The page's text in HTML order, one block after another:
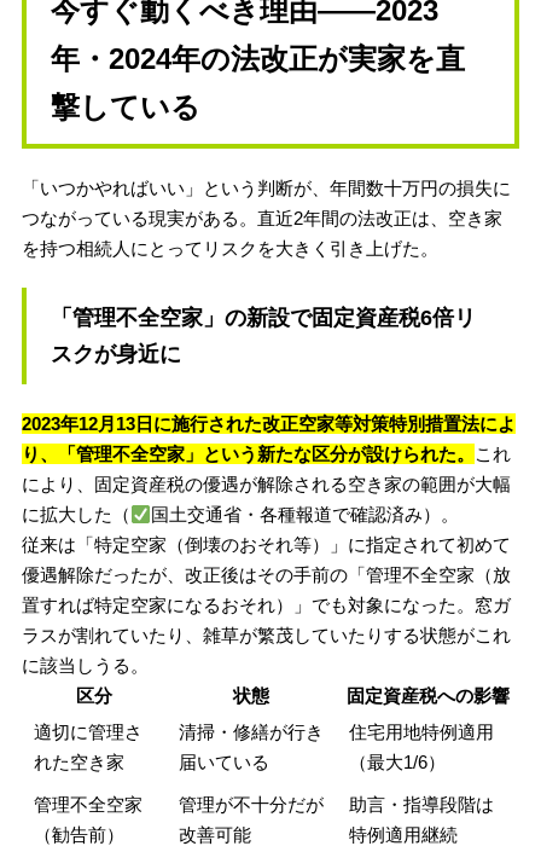
今すぐ動くべき理由——2023
年・2024年の法改正が実家を直
撃している
「いつかやればいい」という判断が、年間数十万円の損失に
つながっている現実がある。直近2年間の法改正は、空き家
を持つ相続人にとってリスクを大きく引き上げた。
「管理不全空家」の新設で固定資産税6倍リ
スクが身近に
2023年12月13日に施行された改正空家等対策特別措置法によ
り、「管理不全空家」という新たな区分が設けられた。
これ
により、固定資産税の優遇が解除される空き家の範囲が大幅
に拡大した（
国土交通省・各種報道で確認済み）。
従来は「特定空家（倒壊のおそれ等）」に指定されて初めて
優遇解除だったが、改正後はその手前の「管理不全空家（放
置すれば特定空家になるおそれ）」でも対象になった。窓ガ
ラスが割れていたり、雑草が繁茂していたりする状態がこれ
に該当しうる。
区分
状態
固定資産税への影響
適切に管理さ
れた空き家
清掃・修繕が行き
届いている
住宅用地特例適用
（最大1/6）
管理不全空家
（勧告前）
管理が不十分だが
改善可能
助言・指導段階は
特例適用継続